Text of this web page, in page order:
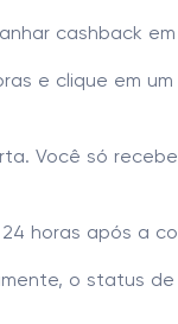
cashback
e clique em
Você só
horas após a
o status de